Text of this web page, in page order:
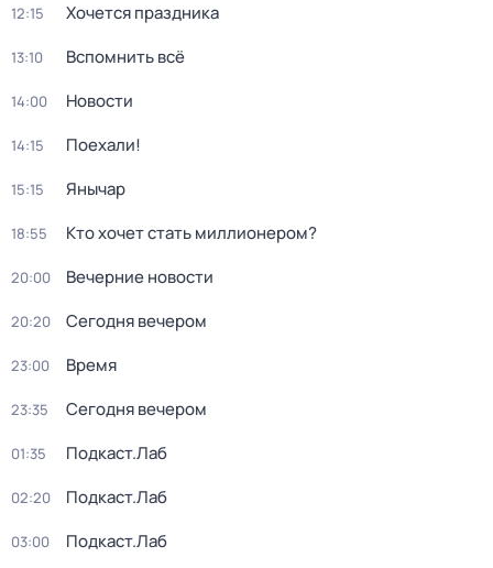
12:15 Хочется праздника
13:10 Вспомнить всё
14:00 Новости
14:15 Поехали!
15:15 Янычар
18:55 Кто хочет стать миллионером?
20:00 Вечерние новости
20:20 Сегодня вечером
23:00 Время
23:35 Сегодня вечером
01:35 Подкаст.Лаб
02:20 Подкаст.Лаб
03:00 Подкаст.Лаб